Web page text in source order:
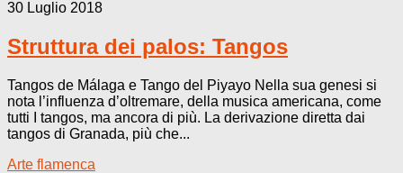
30 Luglio 2018
Struttura dei palos: Tangos
Tangos de Málaga e Tango del Piyayo Nella sua genesi si
nota l’influenza d’oltremare, della musica americana, come
tutti I tangos, ma ancora di più. La derivazione diretta dai
tangos di Granada, più che...
Arte flamenca